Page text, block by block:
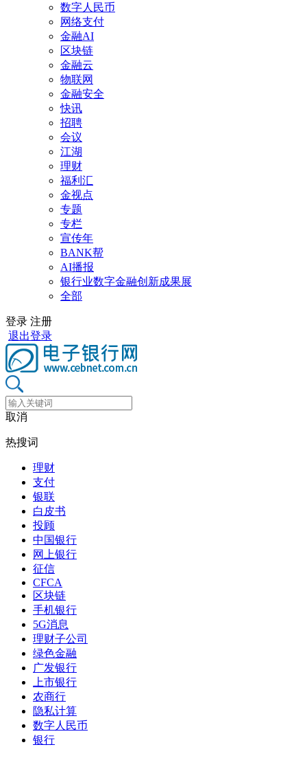
数字人民币
网络支付
金融AI
区块链
金融云
物联网
金融安全
快讯
招聘
会议
江湖
理财
福利汇
金视点
专题
专栏
宣传年
BANK帮
AI播报
银行业数字金融创新成果展
全部
登录 注册
退出登录
取消
热搜词
理财
支付
银联
白皮书
投顾
中国银行
网上银行
征信
CFCA
区块链
手机银行
5G消息
理财子公司
绿色金融
广发银行
上市银行
农商行
隐私计算
数字人民币
银行